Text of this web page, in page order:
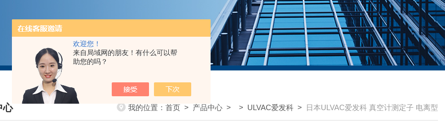
欢迎您！
来自局域网的朋友！有什么可以帮
助您的吗？
心
CENTER
我的位置： 首页 > 产品中心 > > ULVAC爱发科 > 日本ULVAC爱发科 真空计测定子 电离型